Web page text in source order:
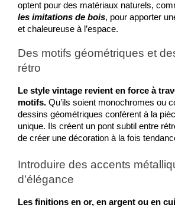
optent pour des matériaux naturels,
les imitations de bois, pour apporter
et chaleureuse à l’espace.
Des motifs géométriques et
rétro
Le style vintage revient en force à
motifs. Qu’ils soient monochromes ou
dessins géométriques confèrent à la
unique. Ils créent un pont subtil entre
de créer une décoration à la fois
Introduire des accents
d’élégance
Les finitions en or, en argent ou en